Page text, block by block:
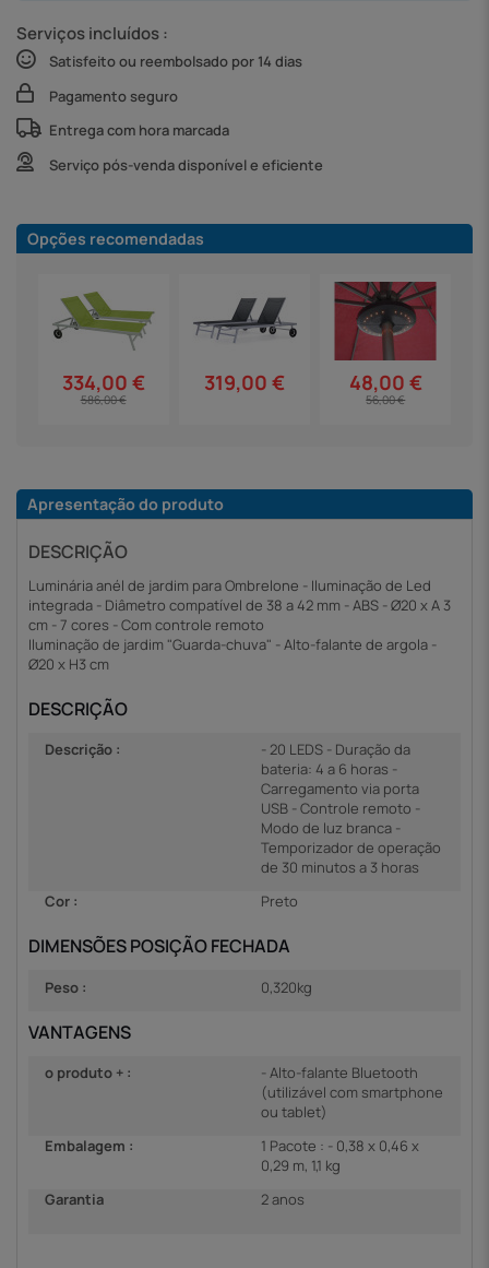
Serviços incluídos :
Satisfeito ou reembolsado por 14 dias
Pagamento seguro
Entrega com hora marcada
Serviço pós-venda disponível e eficiente
Opções recomendadas
334,00 €
586,00 €
319,00 € 48,00 €
56,00 €
Apresentação do produto
DESCRIÇÃO
Luminária anél de jardim para Ombrelone - Iluminação de Led
integrada - Diâmetro compatível de 38 a 42 mm - ABS - Ø20 x A 3
cm - 7 cores - Com controle remoto
Iluminação de jardim "Guarda-chuva" - Alto-falante de argola -
Ø20 x H3 cm
DESCRIÇÃO
Descrição :
- 20 LEDS - Duração da
bateria: 4 a 6 horas -
Carregamento via porta
USB - Controle remoto -
Modo de luz branca -
Temporizador de operação
de 30 minutos a 3 horas
Cor :
Preto
DIMENSÕES POSIÇÃO FECHADA
Peso : 0,320kg
VANTAGENS
o produto + :
- Alto-falante Bluetooth
(utilizável com smartphone
ou tablet)
Embalagem :
1 Pacote : - 0,38 x 0,46 x
0,29 m, 1,1 kg
Garantia
2 anos